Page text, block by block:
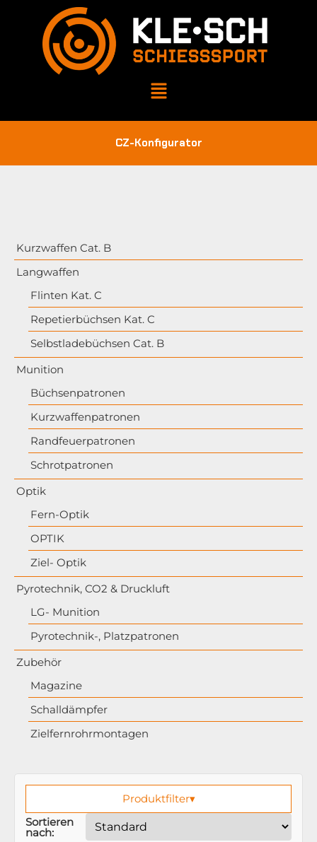
CZ-Konfigurator
Kurzwaffen Cat. B
Langwaffen
Flinten Kat. C
Repetierbüchsen Kat. C
Selbstladebüchsen Cat. B
Munition
Büchsenpatronen
Kurzwaffenpatronen
Randfeuerpatronen
Schrotpatronen
Optik
Fern-Optik
OPTIK
Ziel- Optik
Pyrotechnik, CO2 & Druckluft
LG- Munition
Pyrotechnik-, Platzpatronen
Zubehör
Magazine
Schalldämpfer
Zielfernrohrmontagen
Produktfilter▾
Sortieren
nach: